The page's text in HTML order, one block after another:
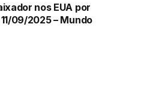
nos EUA por
09/2025 – Mundo